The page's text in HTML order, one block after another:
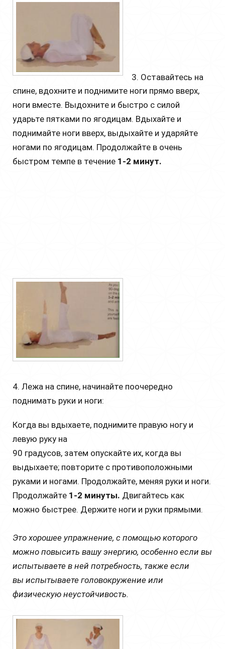
3. Оставайтесь на
спине, вдохните и поднимите ноги прямо вверх,
ноги вместе. Выдохните и быстро с силой
ударьте пятками по ягодицам. Вдыхайте и
поднимайте ноги вверх, выдыхайте и ударяйте
ногами по ягодицам. Продолжайте в очень
быстром темпе в течение 1-2 минут.
4. Лежа на спине, начинайте поочередно
поднимать руки и ноги:
Когда вы вдыхаете, поднимите правую ногу и
левую руку на
90 градусов, затем опускайте их, когда вы
выдыхаете; повторите с противоположными
руками и ногами. Продолжайте, меняя руки и ноги.
Продолжайте 1-2 минуты. Двигайтесь как
можно быстрее. Держите ноги и руки прямыми.
Это хорошее упражнение, с помощью которого
можно повысить вашу энергию, особенно если вы
испытываете в ней потребность, также если
вы испытываете головокружение или
физическую неустойчивость.